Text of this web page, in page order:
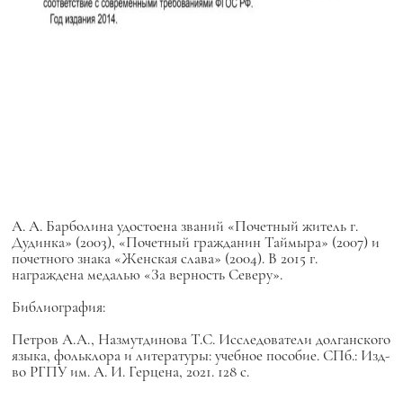
А. А. Барболина удостоена званий «Почетный житель г.
Дудинка» (2003), «Почетный гражданин Таймыра» (2007) и
почетного знака «Женская слава» (2004). В 2015 г.
награждена медалью «За верность Северу».
Библиография:
Петров А.А., Назмутдинова Т.С. Исследователи долганского
языка, фольклора и литературы: учебное пособие. СПб.: Изд-
во РГПУ им. А. И. Герцена, 2021. 128 с.